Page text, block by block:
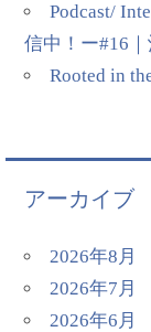
Podcast/
信中！ー#16
Rooted in
アーカイブ
2026年8月
2026年7月
2026年6月